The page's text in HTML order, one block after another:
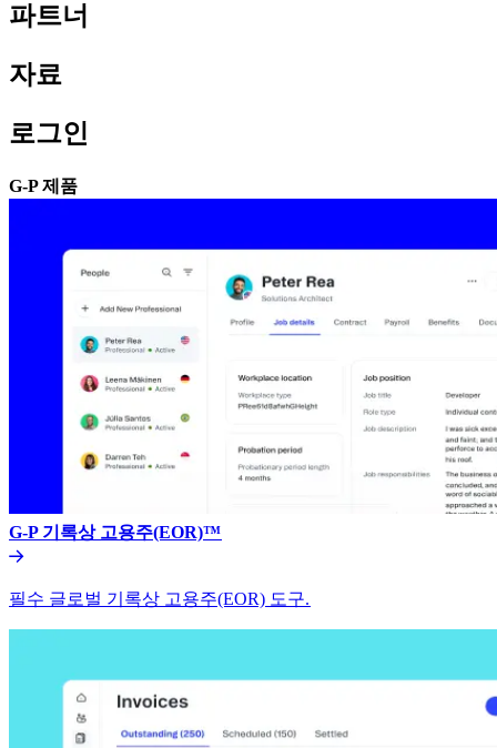
파트너​​
자료​​
로그인​​
G-P 제품​​
G-P 기록상 고용주(EOR)™​​
필수 글로벌 기록상 고용주(EOR) 도구.​​